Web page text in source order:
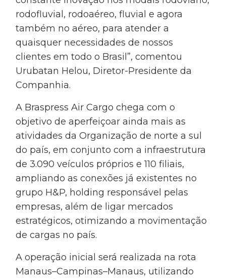
rodofluvial, rodoaéreo, fluvial e agora
também no aéreo, para atender a
quaisquer necessidades de nossos
clientes em todo o Brasil”, comentou
Urubatan Helou, Diretor-Presidente da
Companhia.
A Braspress Air Cargo chega com o
objetivo de aperfeiçoar ainda mais as
atividades da Organização de norte a sul
do país, em conjunto com a infraestrutura
de 3.090 veículos próprios e 110 filiais,
ampliando as conexões já existentes no
grupo H&P, holding responsável pelas
empresas, além de ligar mercados
estratégicos, otimizando a movimentação
de cargas no país.
A operação inicial será realizada na rota
Manaus–Campinas–Manaus, utilizando